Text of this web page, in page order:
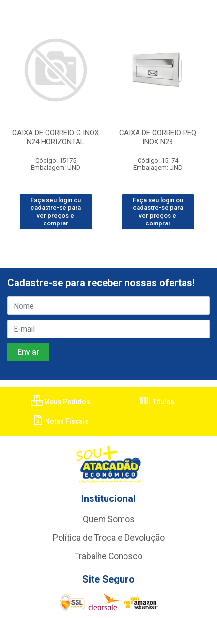
CAIXA DE CORREIO G INOX
N24 HORIZONTAL
Código: 15175
Embalagem: UND
Faça seu login ou
cadastre-se para
ver preços e
comprar
CAIXA DE CORREIO PEQ
INOX N23
Código: 15174
Embalagem: UND
Faça seu login ou
cadastre-se para
ver preços e
comprar
Cadastre-se para receber nossas ofertas!
Meus Pedidos Títulos
Notas Fiscais
Institucional
Quem Somos
Política de Troca e Devolução
Trabalhe Conosco
Site Seguro